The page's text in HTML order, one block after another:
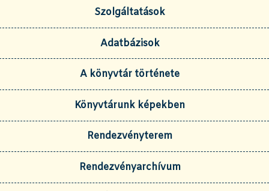
Szolgáltatások
Adatbázisok
A könyvtár története
Könyvtárunk képekben
Rendezvényterem
Rendezvényarchívum